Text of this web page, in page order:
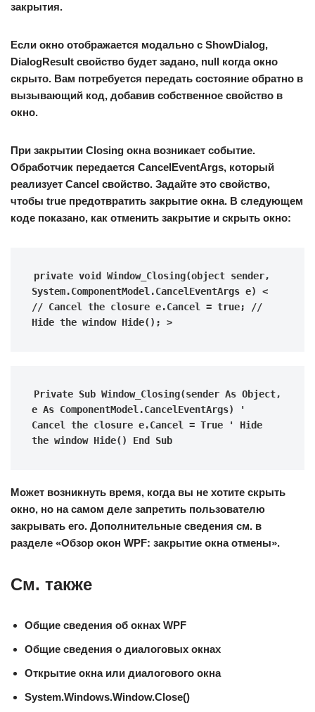
закрытия.
Если окно отображается модально с ShowDialog,
DialogResult свойство будет задано, null когда окно
скрыто. Вам потребуется передать состояние обратно в
вызывающий код, добавив собственное свойство в
окно.
При закрытии Closing окна возникает событие.
Обработчик передается CancelEventArgs, который
реализует Cancel свойство. Задайте это свойство,
чтобы true предотвратить закрытие окна. В следующем
коде показано, как отменить закрытие и скрыть окно:
private void Window_Closing(object sender,
System.ComponentModel.CancelEventArgs e) <
// Cancel the closure e.Cancel = true; //
Hide the window Hide(); >
Private Sub Window_Closing(sender As Object,
e As ComponentModel.CancelEventArgs) '
Cancel the closure e.Cancel = True ' Hide
the window Hide() End Sub
Может возникнуть время, когда вы не хотите скрыть
окно, но на самом деле запретить пользователю
закрывать его. Дополнительные сведения см. в
разделе «Обзор окон WPF: закрытие окна отмены».
См. также
Общие сведения об окнах WPF
Общие сведения о диалоговых окнах
Открытие окна или диалогового окна
System.Windows.Window.Close()